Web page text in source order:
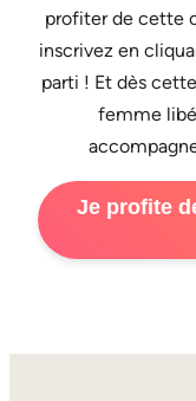
profiter de cette
inscrivez en
parti ! Et dès
femme
Je profite